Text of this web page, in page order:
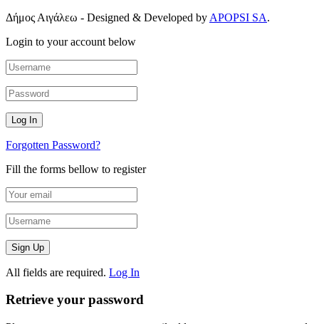
Δήμος Αιγάλεω - Designed & Developed by APOPSI SA.
Login to your account below
Forgotten Password?
Fill the forms bellow to register
All fields are required. Log In
Retrieve your password